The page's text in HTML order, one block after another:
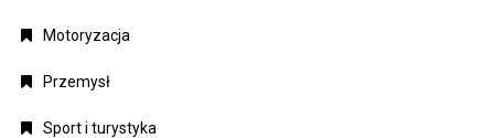
Motoryzacja
Przemysł
Sport i turystyka